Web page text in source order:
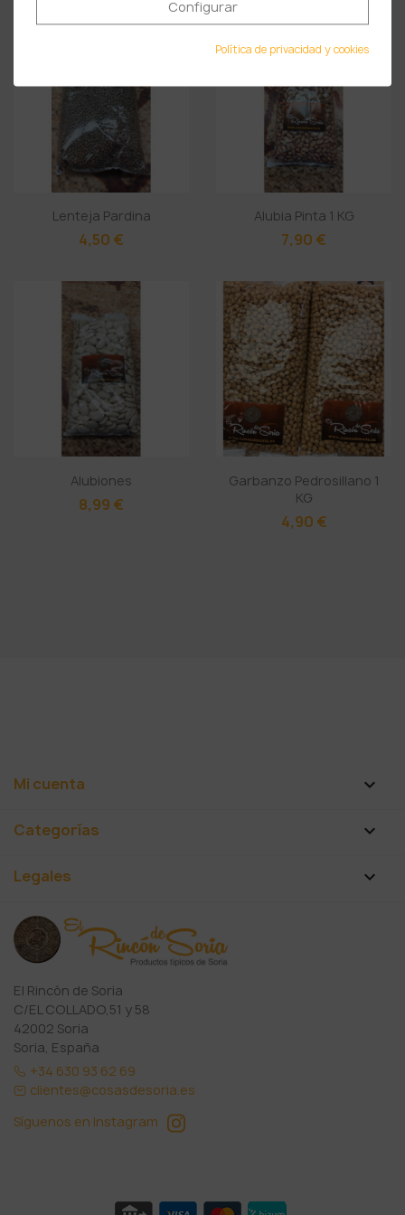
Lenteja Pardina
4,50 €
Alubia Pinta 1 KG
7,90 €
Alubiones
8,99 €
Garbanzo Pedrosillano 1
KG
4,90 €
Mi cuenta 
Categorías 
Legales 
El Rincón de Soria
C/EL COLLADO,51 y 58
42002 Soria
Soria, España
+34 630 93 62 69
clientes@cosasdesoria.es
Síguenos en Instagram
Configurar
Política de privacidad y cookies